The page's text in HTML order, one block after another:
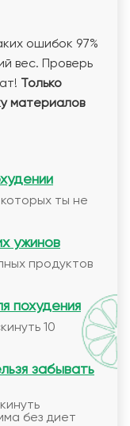
ошибок 97%
вес. Проверь
Только
материалов
ты не
ужинов
продуктов
похудения
10
забывать
без диет